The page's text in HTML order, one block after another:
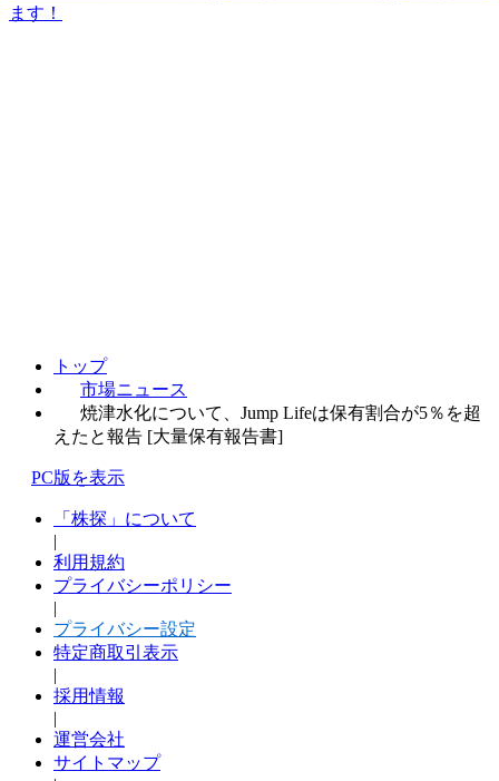
ます！
トップ
市場ニュース
焼津水化について、Jump Lifeは保有割合が5％を超
えたと報告 [大量保有報告書]
PC版を表示
「株探」について
|
利用規約
プライバシーポリシー
|
プライバシー設定
特定商取引表示
|
採用情報
|
運営会社
サイトマップ